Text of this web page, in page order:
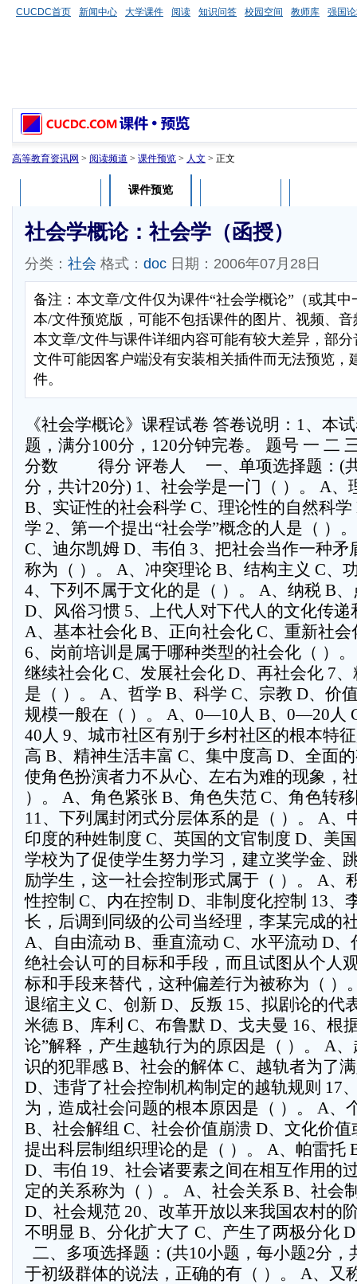
CUCDC首页 新闻中心 大学课件 阅读 知识问答 校园空间 教师库 强国
高等教育资讯网 > 阅读频道 > 课件预览 > 人文 > 正文
课件预览
社会学概论：社会学（函授）
分类： 社会 格式： doc 日期：2006年07月28日
备注：本文章/文件仅为课件“社会学概论”（或其
本/文件预览版，可能不包括课件的图片、视频、
本文章/文件与课件详细内容可能有较大差异，部
文件可能因客户端没有安装相关插件而无法预览，
件。
《社会学概论》课程试卷 答卷说明：1、本
题，满分100分，120分钟完卷。 题号 一 二 三 
分数          得分 评卷人     一、单项选择
分，共计20分) 1、社会学是一门（ ）。 A、
B、实证性的社会科学 C、理论性的自然科
学 2、第一个提出“社会学”概念的人是（ ）
C、迪尔凯姆 D、韦伯 3、把社会当作一种矛
称为（ ）。 A、冲突理论 B、结构主义 C、
4、下列不属于文化的是（ ）。 A、纳税 B
D、风俗习惯 5、上代人对下代人的文化传
A、基本社会化 B、正向社会化 C、重新社
6、岗前培训是属于哪种类型的社会化（ ）
继续社会化 C、发展社会化 D、再社会化 7
是（ ）。 A、哲学 B、科学 C、宗教 D、价
规模一般在（ ）。 A、0—10人 B、0—20
40人 9、城市社区有别于乡村社区的根本特
高 B、精神生活丰富 C、集中度高 D、全面
使角色扮演者力不从心、左右为难的现象，
）。 A、角色紧张 B、角色失范 C、角色转
11、下列属封闭式分层体系的是（ ）。 A、
印度的种姓制度 C、英国的文官制度 D、美
学校为了促使学生努力学习，建立奖学金、
励学生，这一社会控制形式属于（ ）。 A、
性控制 C、内在控制 D、非制度化控制 13、
长，后调到同级的公司当经理，李某完成的
A、自由流动 B、垂直流动 C、水平流动 D
绝社会认可的目标和手段，而且试图从个人
标和手段来替代，这种偏差行为被称为（ ）
退缩主义 C、创新 D、反叛 15、拟剧论的代
米德 B、库利 C、布鲁默 D、戈夫曼 16、根
论”解释，产生越轨行为的原因是（ ）。 A
识的犯罪感 B、社会的解体 C、越轨者为了
D、违背了社会控制机构制定的越轨规则 17
为，造成社会问题的根本原因是（ ）。 A、
B、社会解组 C、社会价值崩溃 D、文化价
提出科层制组织理论的是（ ）。 A、帕雷托
D、韦伯 19、社会诸要素之间在相互作用的
定的关系称为（ ）。 A、社会关系 B、社会
D、社会规范 20、改革开放以来我国农村的
不明显 B、分化扩大了 C、产生了两极分化 D
  二、多项选择题：(共10小题，每小题2分
于初级群体的说法，正确的有（ ）。 A、又